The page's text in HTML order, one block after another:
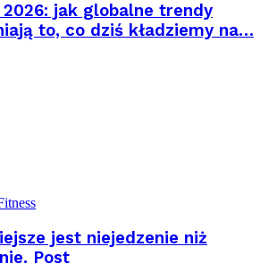
2026: jak globalne trendy
to, co dziś kładziemy na…
jest niejedzenie niż
Post